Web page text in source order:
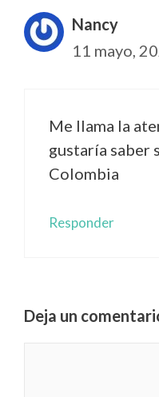
Nancy
11 mayo,
Me llama la
gustaría saber
Colombia
Responder
Deja un